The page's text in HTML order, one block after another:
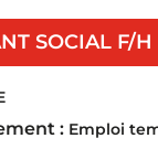
SOCIAL F/H
: Emploi